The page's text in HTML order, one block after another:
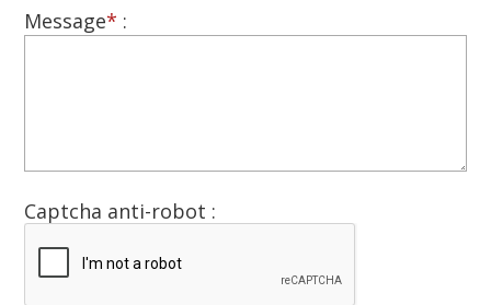
Message* :
Captcha anti-robot :